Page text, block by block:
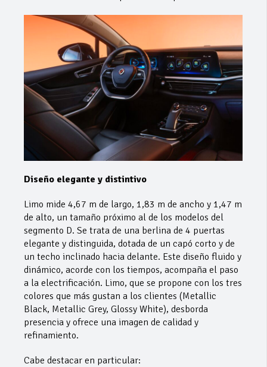
Diseño elegante y distintivo
Limo mide 4,67 m de largo, 1,83 m de ancho y 1,47 m
de alto, un tamaño próximo al de los modelos del
segmento D. Se trata de una berlina de 4 puertas
elegante y distinguida, dotada de un capó corto y de
un techo inclinado hacia delante. Este diseño fluido y
dinámico, acorde con los tiempos, acompaña el paso
a la electrificación. Limo, que se propone con los tres
colores que más gustan a los clientes (Metallic
Black, Metallic Grey, Glossy White), desborda
presencia y ofrece una imagen de calidad y
refinamiento.
Cabe destacar en particular: